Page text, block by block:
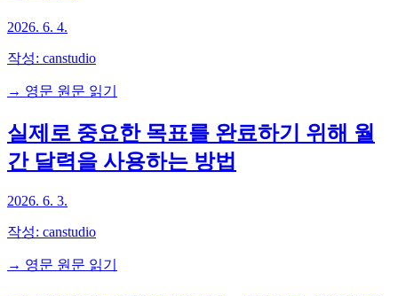
2026. 6. 4.
작성: canstudio
→ 영문 원문 읽기
실제로 중요한 목표를 완료하기 위해 월
간 달력을 사용하는 방법
2026. 6. 3.
작성: canstudio
→ 영문 원문 읽기